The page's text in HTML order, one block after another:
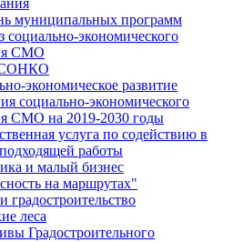
муниципальных программ
социально-экономического
СМО
СОНКО
экономическое развитие
социально-экономического
СМО на 2019-2030 годы
услуга по содействию в
работы
и малый бизнес
на маршрутах"
градостроительство
леса
Градостроительного